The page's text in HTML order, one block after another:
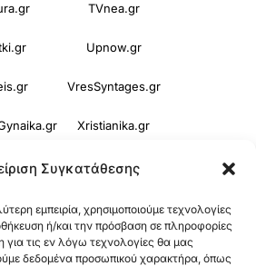
Συγκατάθεσης
εμπειρία, χρησιμοποιούμε τεχνολογίες
ή/και την πρόσβαση σε πληροφορίες
τις εν λόγω τεχνολογίες θα μας
δεδομένα προσωπικού χαρακτήρα, όπως
TVnea.gr
Upnow.gr
VresSyntages.gr
Xristianika.gr
ZoumeKalytera.gr
ZoumeSpiti.gr